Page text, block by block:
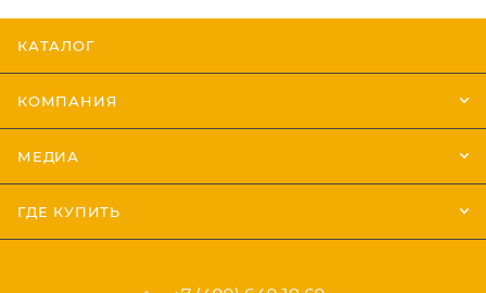
КАТАЛОГ
КОМПАНИЯ
МЕДИА
ГДЕ КУПИТЬ